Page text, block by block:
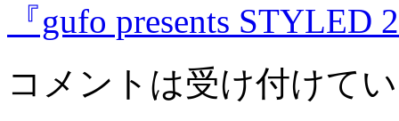
『gufo presents STYLED
コメントは受け付けて